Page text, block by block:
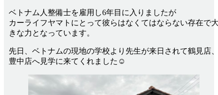
ベトナム人整備士を雇用し6年目に入りましたが
カーライフヤマトにとって彼らはなくてはならない存在で
きな力となっています。
先日、ベトナムの現地の学校より先生が来日されて鶴見店
豊中店へ見学に来てくれました☺